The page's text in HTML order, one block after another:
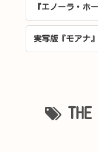
『エノーラ・ホ
実写版『モアナ
THE